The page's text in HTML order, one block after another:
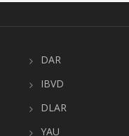
DAR
IBVD
DLAR
YAU